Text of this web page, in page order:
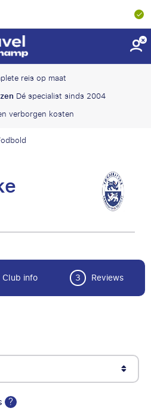
reis op maat
Dé specialist sinds 2004
verborgen kosten
Club info 3 Reviews
?